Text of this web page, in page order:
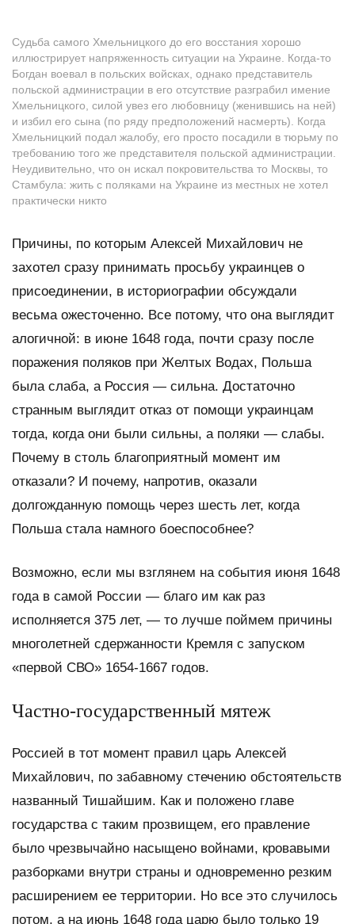
Судьба самого Хмельницкого до его восстания хорошо
иллюстрирует напряженность ситуации на Украине. Когда-то
Богдан воевал в польских войсках, однако представитель
польской администрации в его отсутствие разграбил имение
Хмельницкого, силой увез его любовницу (женившись на ней)
и избил его сына (по ряду предположений насмерть). Когда
Хмельницкий подал жалобу, его просто посадили в тюрьму по
требованию того же представителя польской администрации.
Неудивительно, что он искал покровительства то Москвы, то
Стамбула: жить с поляками на Украине из местных не хотел
практически никто
Причины, по которым Алексей Михайлович не
захотел сразу принимать просьбу украинцев о
присоединении, в историографии обсуждали
весьма ожесточенно. Все потому, что она выглядит
алогичной: в июне 1648 года, почти сразу после
поражения поляков при Желтых Водах, Польша
была слаба, а Россия — сильна. Достаточно
странным выглядит отказ от помощи украинцам
тогда, когда они были сильны, а поляки — слабы.
Почему в столь благоприятный момент им
отказали? И почему, напротив, оказали
долгожданную помощь через шесть лет, когда
Польша стала намного боеспособнее?
Возможно, если мы взглянем на события июня 1648
года в самой России — благо им как раз
исполняется 375 лет, — то лучше поймем причины
многолетней сдержанности Кремля с запуском
«первой СВО» 1654-1667 годов.
Частно-государственный мятеж
Россией в тот момент правил царь Алексей
Михайлович, по забавному стечению обстоятельств
названный Тишайшим. Как и положено главе
государства с таким прозвищем, его правление
было чрезвычайно насыщено войнами, кровавыми
разборками внутри страны и одновременно резким
расширением ее территории. Но все это случилось
потом, а на июнь 1648 года царю было только 19